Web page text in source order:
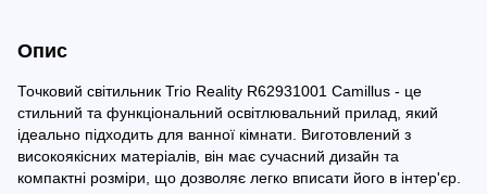
Опис
Точковий світильник Trio Reality R62931001 Camillus - це
стильний та функціональний освітлювальний прилад, який
ідеально підходить для ванної кімнати. Виготовлений з
високоякісних матеріалів, він має сучасний дизайн та
компактні розміри, що дозволяє легко вписати його в інтер'єр.